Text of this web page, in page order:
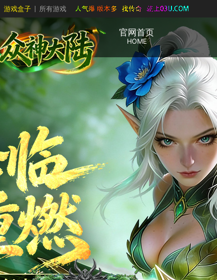
游戏盒子 所有游戏
官网首页
HOME